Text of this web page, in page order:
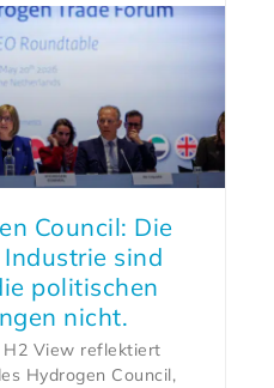
Council: Die
sind
politischen
nicht.
View reflektiert
Hydrogen Council,